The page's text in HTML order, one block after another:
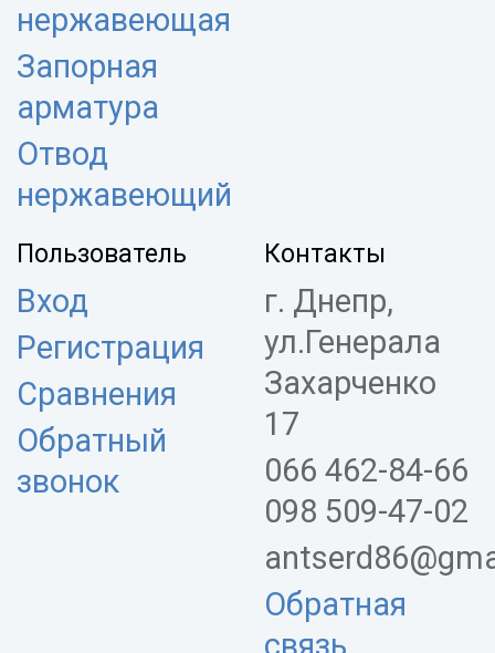
нержавеющая
Запорная
арматура
Отвод
нержавеющий
Пользователь
Вход
Регистрация
Сравнения
Обратный
звонок
Контакты
г. Днепр,
ул.Генерала
Захарченко
17
066 462-84-66
098 509-47-02
Обратная
связь